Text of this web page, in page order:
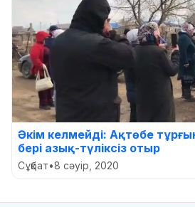
Әкім келмейді: Ақтөбе
бері азық-түліксіз отыр
Сұқбат•8 сәуір, 2020